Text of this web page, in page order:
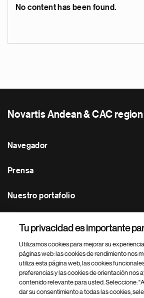
No content has been found.
Novartis Andean & CAC region
Navegador
Prensa
Nuestro portafolio
Footer Site Search
Tu privacidad es importante
Utilizamos cookies para mejorar su
páginas web: las cookies de rendimiento nos
utiliza esta página web, las cookies
preferencias y las cookies de orientación nos
contenido relevante para usted. Seleccione:
dar su consentimiento a todas las cookies,